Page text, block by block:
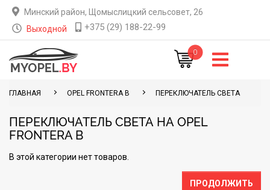
Минский район, Щомыслицкий сельсовет, 26
Выходной
+375 (29) 188-22-99
0
ГЛАВНАЯ OPEL FRONTERA B ПЕРЕКЛЮЧАТЕЛЬ СВЕТА
ПЕРЕКЛЮЧАТЕЛЬ СВЕТА НА OPEL
FRONTERA B
В этой категории нет товаров.
ПРОДОЛЖИТЬ